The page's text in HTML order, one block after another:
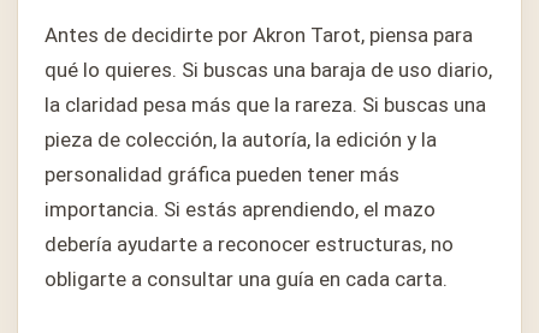
Antes de decidirte por Akron Tarot, piensa para
qué lo quieres. Si buscas una baraja de uso diario,
la claridad pesa más que la rareza. Si buscas una
pieza de colección, la autoría, la edición y la
personalidad gráfica pueden tener más
importancia. Si estás aprendiendo, el mazo
debería ayudarte a reconocer estructuras, no
obligarte a consultar una guía en cada carta.